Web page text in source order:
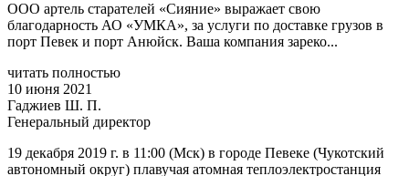
ООО артель старателей «Сияние» выражает свою
благодарность АО «УМКА», за услуги по доставке грузов в
порт Певек и порт Анюйск. Ваша компания зареко...
читать полностью
10 июня 2021
Гаджиев Ш. П.
Генеральный директор
19 декабря 2019 г. в 11:00 (Мск) в городе Певеке (Чукотский
автономный округ) плавучая атомная теплоэлектростанция